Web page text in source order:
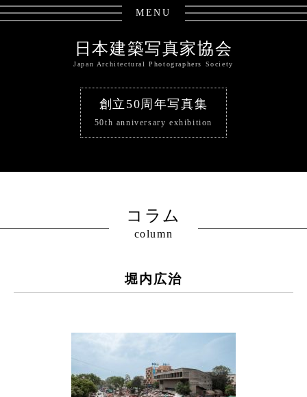
MENU
日本建築写真家協会
Japan Architectural Photographers Society
創立50周年写真集
50th anniversary exhibition
コラム
column
堀内広治